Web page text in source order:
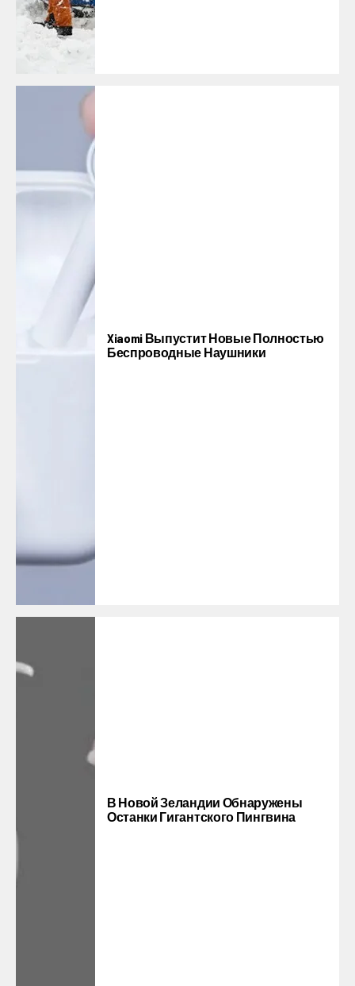
Xiaomi Выпустит Новые Полностью
Беспроводные Наушники
В Новой Зеландии Обнаружены
Останки Гигантского Пингвина